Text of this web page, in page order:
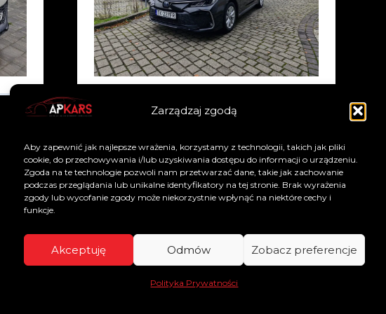
Zarządzaj zgodą
Aby zapewnić jak najlepsze wrażenia, korzystamy z technologii, takich jak pliki
cookie, do przechowywania i/lub uzyskiwania dostępu do informacji o urządzeniu.
Zgoda na te technologie pozwoli nam przetwarzać dane, takie jak zachowanie
podczas przeglądania lub unikalne identyfikatory na tej stronie. Brak wyrażenia
zgody lub wycofanie zgody może niekorzystnie wpłynąć na niektóre cechy i
funkcje.
Akceptuję Odmów Zobacz preferencje
Polityka Prywatności
TOYOTA COROLLA
140KM 1.8 HYBRID